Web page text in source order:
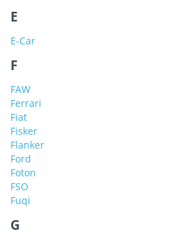
E
E-Car
F
FAW
Ferrari
Fiat
Fisker
Flanker
Ford
Foton
FSO
Fuqi
G